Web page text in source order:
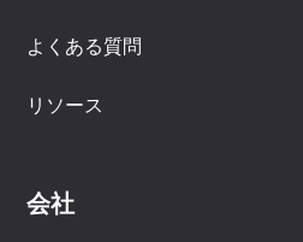
よくある質問
リソース
会社